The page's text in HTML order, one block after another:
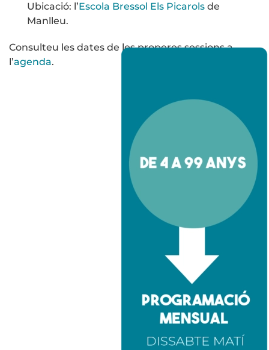
Ubicació: l’Escola Bressol Els Picarols de
Manlleu.
Consulteu les dates de les properes sessions a
l’agenda.